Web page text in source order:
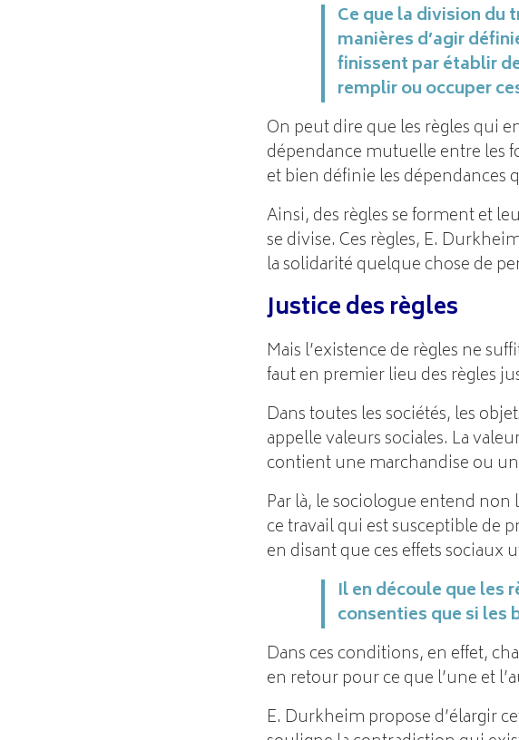
Ce que la division du
manières d’agir
finissent par établir
remplir ou occuper
On peut dire que les règles qui
dépendance mutuelle entre les
et bien définie les dépendances
Ainsi, des règles se forment et
se divise. Ces règles, E.
la solidarité quelque chose de
Justice des règles
Mais l’existence de règles ne
faut en premier lieu des règles
Dans toutes les sociétés, les
appelle valeurs sociales. La
contient une marchandise ou
Par là, le sociologue entend
ce travail qui est susceptible de
en disant que ces effets
Il en découle que les
consenties que si les
Dans ces conditions, en effet,
en retour pour ce que l’une et
E. Durkheim propose d’élargir